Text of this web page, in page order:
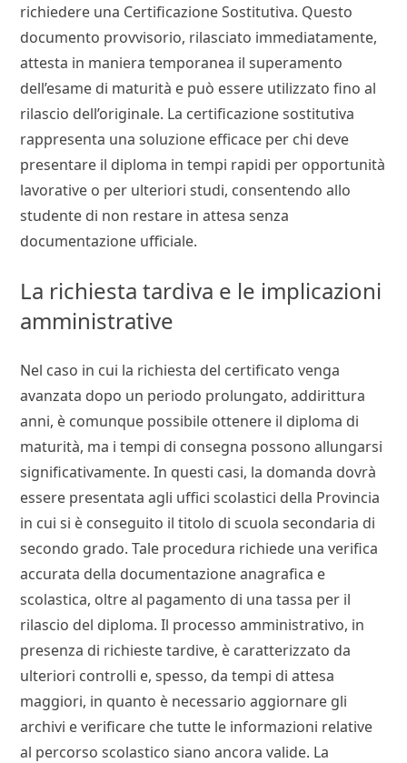
richiedere una Certificazione Sostitutiva. Questo
documento provvisorio, rilasciato immediatamente,
attesta in maniera temporanea il superamento
dell’esame di maturità e può essere utilizzato fino al
rilascio dell’originale. La certificazione sostitutiva
rappresenta una soluzione efficace per chi deve
presentare il diploma in tempi rapidi per opportunità
lavorative o per ulteriori studi, consentendo allo
studente di non restare in attesa senza
documentazione ufficiale.
La richiesta tardiva e le implicazioni
amministrative
Nel caso in cui la richiesta del certificato venga
avanzata dopo un periodo prolungato, addirittura
anni, è comunque possibile ottenere il diploma di
maturità, ma i tempi di consegna possono allungarsi
significativamente. In questi casi, la domanda dovrà
essere presentata agli uffici scolastici della Provincia
in cui si è conseguito il titolo di scuola secondaria di
secondo grado. Tale procedura richiede una verifica
accurata della documentazione anagrafica e
scolastica, oltre al pagamento di una tassa per il
rilascio del diploma. Il processo amministrativo, in
presenza di richieste tardive, è caratterizzato da
ulteriori controlli e, spesso, da tempi di attesa
maggiori, in quanto è necessario aggiornare gli
archivi e verificare che tutte le informazioni relative
al percorso scolastico siano ancora valide. La